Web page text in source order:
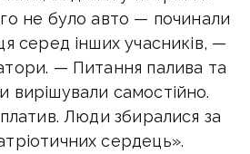
не було авто — починали
серед інших учасників, —
— Питання палива та
вирішували самостійно.
Люди збиралися за
сердець».